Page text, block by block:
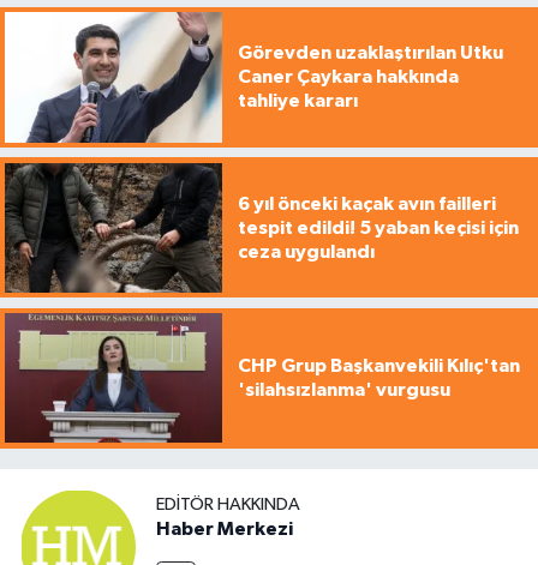
Görevden uzaklaştırılan Utku
Caner Çaykara hakkında
tahliye kararı
6 yıl önceki kaçak avın failleri
tespit edildi! 5 yaban keçisi için
ceza uygulandı
CHP Grup Başkanvekili Kılıç'tan
'silahsızlanma' vurgusu
EDITÖR HAKKINDA
Haber Merkezi